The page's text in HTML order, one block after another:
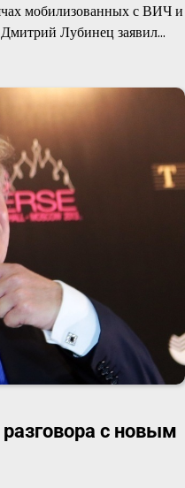
мобилизованных с ВИЧ и
Лубинец заявил…
с новым